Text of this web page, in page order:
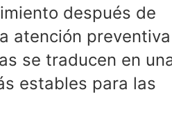
después de
atención preventiva
se traducen en
estables para las